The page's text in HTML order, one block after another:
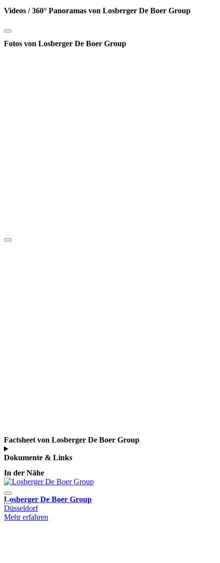
Videos / 360° Panoramas von Losberger De Boer Group
Fotos von Losberger De Boer Group
Factsheet von Losberger De Boer Group
Dokumente & Links
In der Nähe
Losberger De Boer Group
Düsseldorf
Mehr erfahren